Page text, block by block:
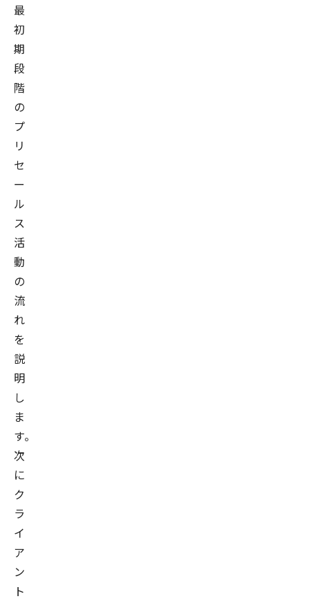
最
初
期
段
階
の
プ
リ
セ
ー
ル
ス
活
動
の
流
れ
を
説
明
し
ま
す。
次
に
ク
ラ
イ
ア
ン
ト